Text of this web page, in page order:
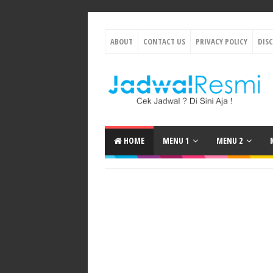
ABOUT CONTACT US PRIVACY POLICY
HOME MENU 1 MENU 2